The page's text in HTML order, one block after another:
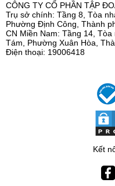
CÔNG TY CỔ PHẦN TẬP
Trụ sở chính: Tầng 8, Tòa
Phường Định Công, Thành
CN Miền Nam: Tầng 14,
Tám, Phường Xuân Hòa,
Điện thoại: 19006418
Kết